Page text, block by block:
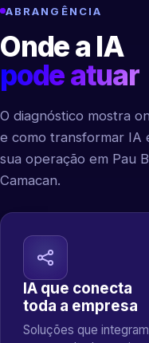
ABRANGÊNCIA
Onde a IA
pode atuar
O diagnóstico mostra
e como transformar IA
sua operação em Pau
Camacan.
IA que conecta
toda a empresa
Soluções que